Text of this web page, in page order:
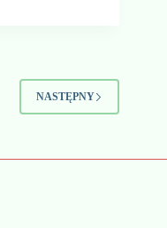
NASTĘPNY